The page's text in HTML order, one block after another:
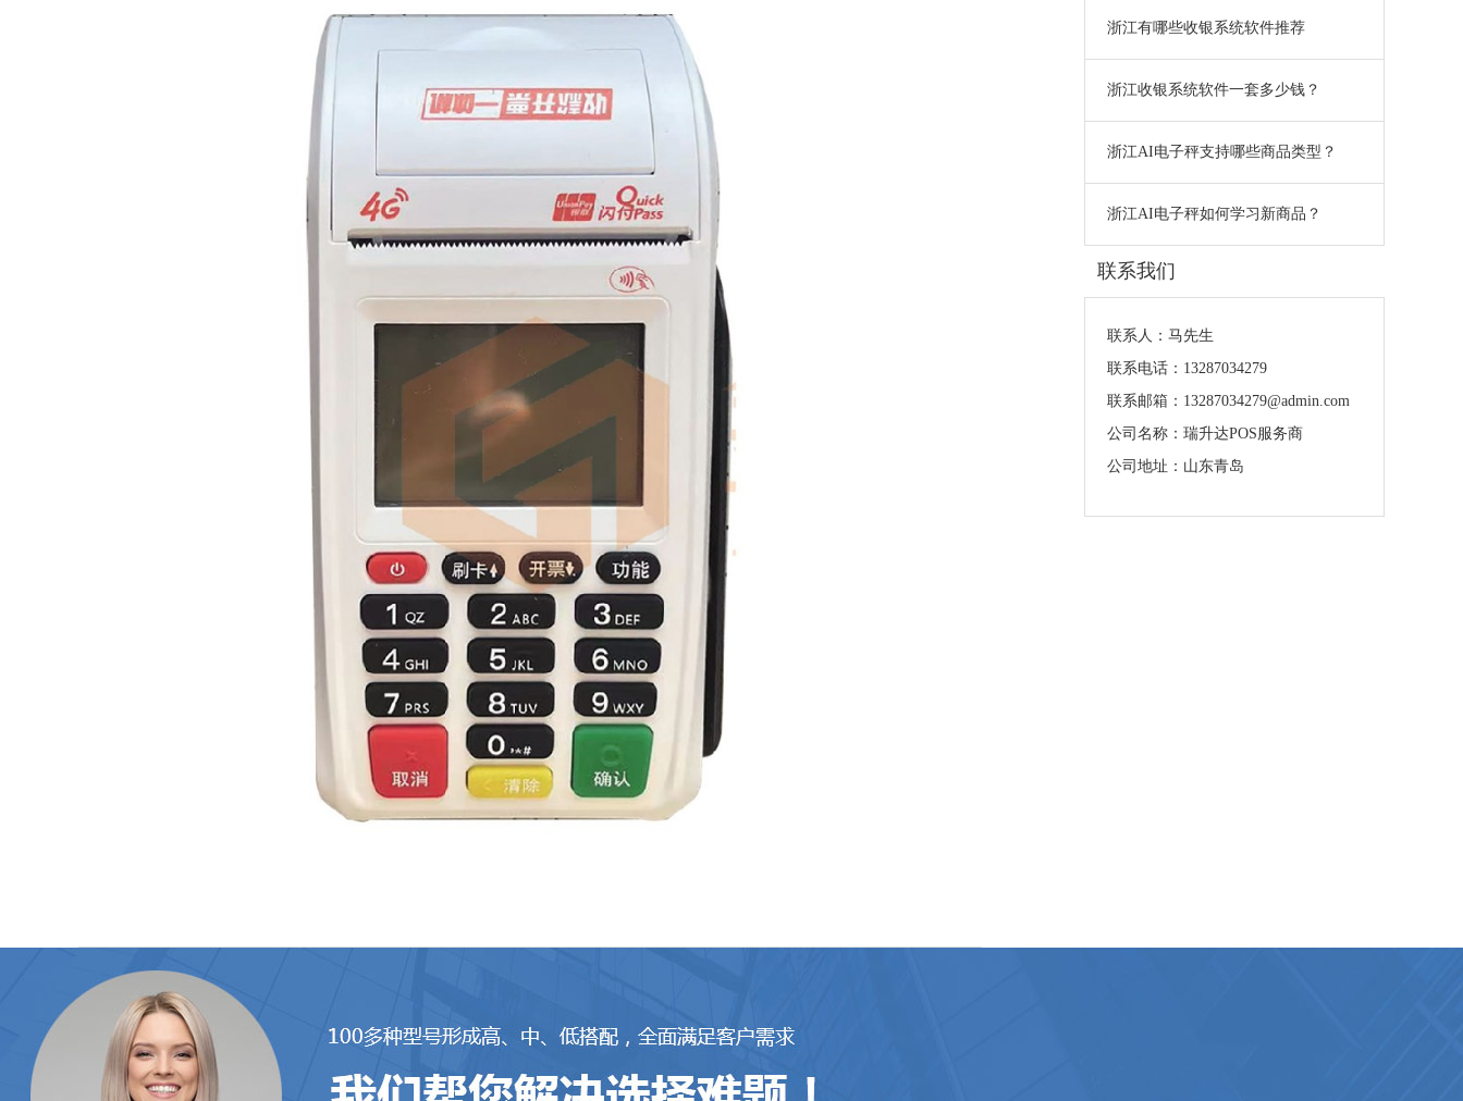
浙江有哪些收银系统软件推荐
浙江收银系统软件一套多少钱？
浙江AI电子秤支持哪些商品类型？
浙江AI电子秤如何学习新商品？
联系我们
联系人：马先生
联系电话：13287034279
联系邮箱：13287034279@admin.com
公司名称：瑞升达POS服务商
公司地址：山东青岛